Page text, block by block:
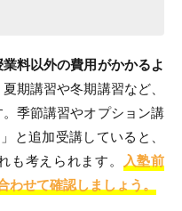
業料以外の費用がかかるよ
期講習や冬期講習など、
。季節講習やオプション講
と追加受講していると、
も考えられます。
入塾前
せて確認しましょう。